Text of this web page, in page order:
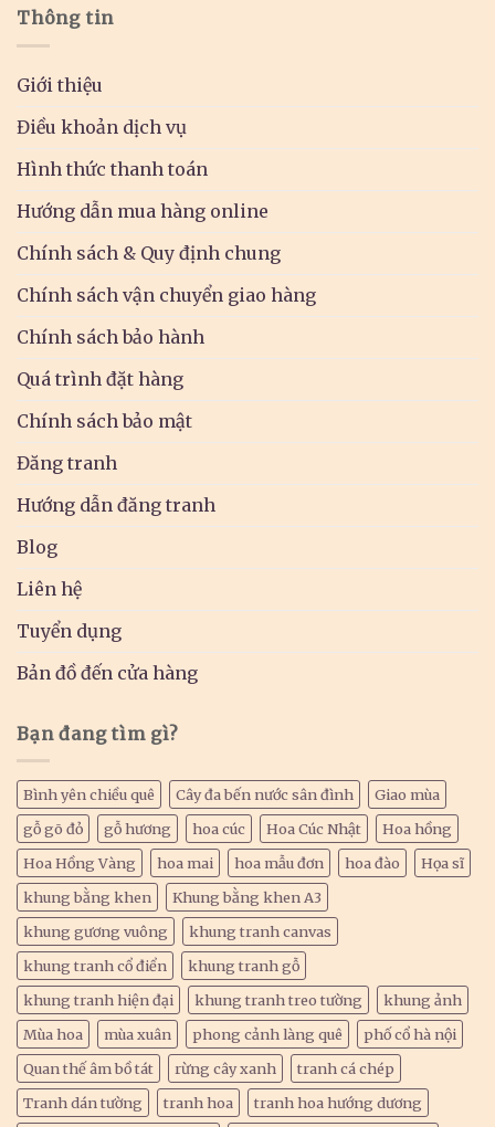
Thông tin
Giới thiệu
Điều khoản dịch vụ
Hình thức thanh toán
Hướng dẫn mua hàng online
Chính sách & Quy định chung
Chính sách vận chuyển giao hàng
Chính sách bảo hành
Quá trình đặt hàng
Chính sách bảo mật
Đăng tranh
Hướng dẫn đăng tranh
Blog
Liên hệ
Tuyển dụng
Bản đồ đến cửa hàng
Bạn đang tìm gì?
Bình yên chiều quê Cây đa bến nước sân đình
Giao mùa
gỗ gõ đỏ
gỗ hương hoa cúc Hoa Cúc Nhật
Hoa hồng
Hoa Hồng Vàng
hoa mai hoa mẫu đơn hoa đào
Họa sĩ
khung bằng khen
Khung bằng khen A3
khung gương vuông
khung tranh canvas
khung tranh cổ điển
khung tranh gỗ
khung tranh hiện đại
khung tranh treo tường
khung ảnh
Mùa hoa
mùa xuân phong cảnh làng quê
phố cổ hà nội
Quan thế âm bồ tát
rừng cây xanh
tranh cá chép
Tranh dán tường
tranh hoa
tranh hoa hướng dương